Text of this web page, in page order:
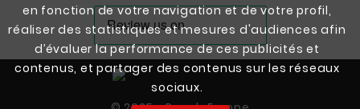
en fonction de votre navigation et de votre profil,
réaliser des statistiques et mesures d'audiences afin
d’évaluer la performance de ces publicités et
contenus, et partager des contenus sur les réseaux
sociaux.